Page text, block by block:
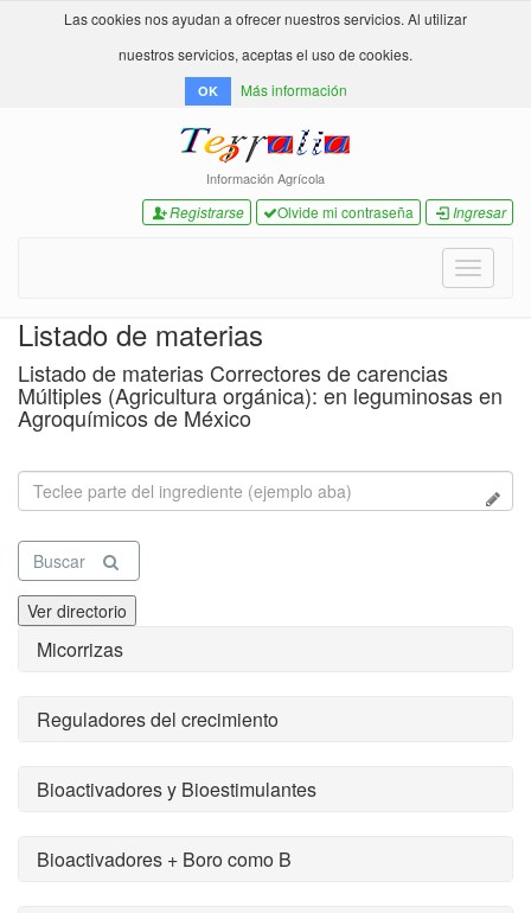
Las cookies nos ayudan a ofrecer nuestros servicios. Al utilizar
nuestros servicios, aceptas el uso de cookies.
OK Más información
Información Agrícola
Registrarse Olvide mi contraseña Ingresar
Toggle
Listado de materias
Listado de materias Correctores de carencias
Múltiples (Agricultura orgánica): en leguminosas en
Agroquímicos de México
Buscar
Ver directorio
Micorrizas
Reguladores del crecimiento
Bioactivadores y Bioestimulantes
Bioactivadores + Boro como B